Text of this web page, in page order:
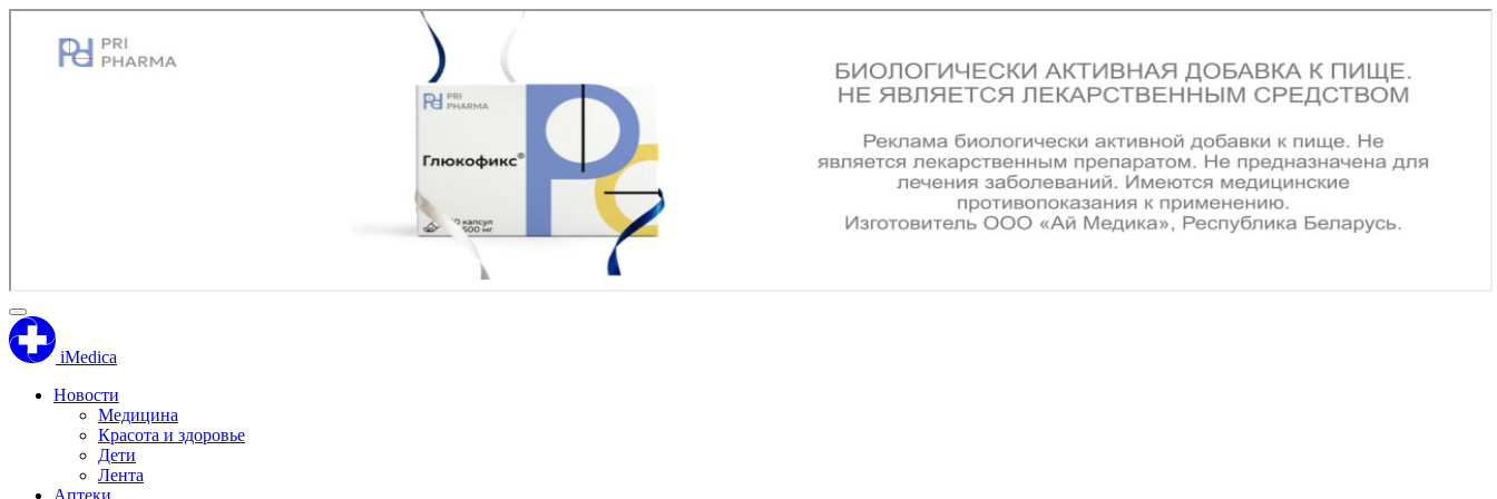
iMedica
Новости
Медицина
Красота и здоровье
Дети
Лента
Аптеки